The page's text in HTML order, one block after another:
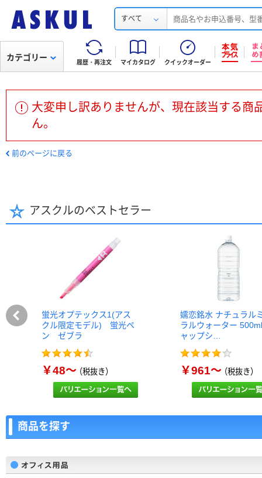
すべて
履歴・再注文 マイカタログ クイックオーダー
カテゴリー
大変申し訳ありませんが、現在該当する商
ん。
前のページに戻る
アスクルのベストセラー
蛍光オプテックス1(アス
クル限定モデル) 蛍光ペ
ン ゼブラ
￥48～（税抜き）
嬬恋銘水 ナチュラル
ラルウォーター
ャップシ…
￥961～（税抜き）
商品を探す